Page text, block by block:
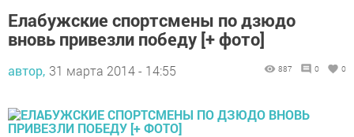
Елабужские спортсмены по дзюдо
вновь привезли победу [+ фото]
автор, 31 марта 2014 - 14:55 887 0 0